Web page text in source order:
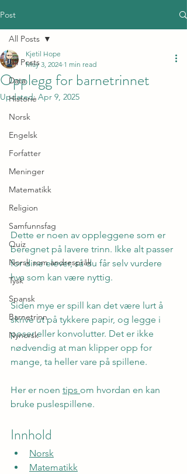
Post
All Posts
Data
Historie
Norsk
Engelsk
Forfatter
Meninger
Matematikk
Religion
Samfunnsfag
Quiz
Norsk som andrespråk
Tysk
Spansk
Barnetrinn
Nynorsk
All Posts
Opplegg for barnetrinnet
Kjetil Hope
May 3, 2024 1 min read
Updated:Apr 9, 2025
Dette er noen av oppleggene som er
beregnet på lavere trinn. Ikke alt passer
for dine elever, så du får selv vurdere
hva som kan være nyttig.
Siden mye er spill kan det være lurt å
skrive ut på tykkere papir, og legge i
poser eller konvolutter. Det er ikke
nødvendig at man klipper opp for
mange, ta heller vare på spillene.
Her er noen tips om hvordan en kan
bruke puslespillene.
Innhold
Norsk
Matematikk